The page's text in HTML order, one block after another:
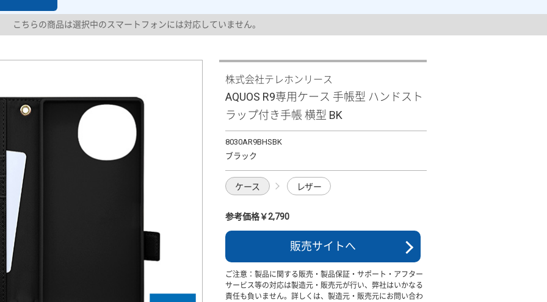
こちらの商品は選択中のスマートフォンには対応していません。
株式会社テレホンリース
AQUOS R9専用ケース 手帳型 ハンドスト
ラップ付き手帳 横型 BK
8030AR9BHSBK
ブラック
ケース レザー
参考価格￥2,790
販売サイトへ
ご注意：製品に関する販売・製品保証・サポート・アフター
サービス等の対応は製造元・販売元が行い、弊社はいかなる
責任も負いません。詳しくは、製造元・販売元にお問い合わ